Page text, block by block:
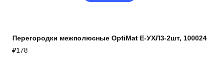
Перегородки межполюсные OptiMat E-УХЛ3-2шт, 100024
₽178